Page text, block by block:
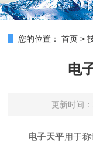
您的位置： 首页 >
电
更新时间
电子天平用于